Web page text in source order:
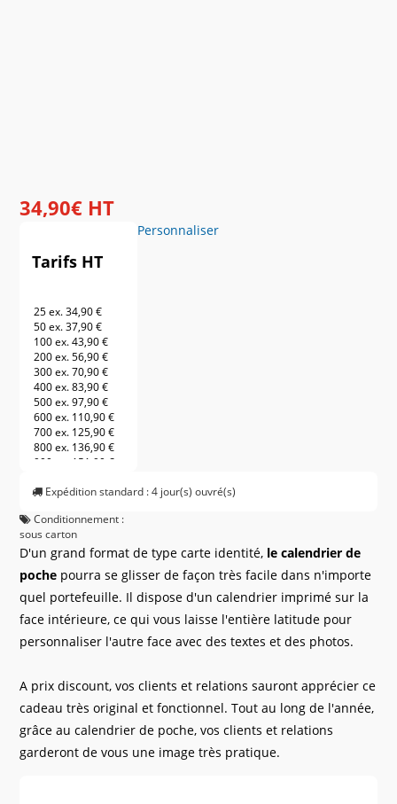
34,90€ HT
Tarifs HT
25 ex.34,90 €
50 ex.37,90 €
100 ex.43,90 €
200 ex.56,90 €
300 ex.70,90 €
400 ex.83,90 €
500 ex.97,90 €
600 ex. 110,90 €
700 ex. 125,90 €
800 ex. 136,90 €
900 ex. 151,90 €
Personnaliser
Expédition standard : 4 jour(s) ouvré(s)
Conditionnement :
sous carton
D'un grand format de type carte identité, le calendrier de
poche pourra se glisser de façon très facile dans n'importe
quel portefeuille. Il dispose d'un calendrier imprimé sur la
face intérieure, ce qui vous laisse l'entière latitude pour
personnaliser l'autre face avec des textes et des photos.
A prix discount, vos clients et relations sauront apprécier ce
cadeau très original et fonctionnel. Tout au long de l'année,
grâce au calendrier de poche, vos clients et relations
garderont de vous une image très pratique.